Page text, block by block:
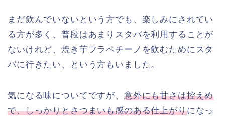
まだ飲んでいないという方でも、楽しみにされてい
る方が多く、普段はあまりスタバを利用することが
ないけれど、焼き芋フラペチーノを飲むためにスタ
バに行きたい、という方もいました。
気になる味についてですが、 意外にも甘さは控えめ
で、しっかりとさつまいも感のある仕上がりになっ